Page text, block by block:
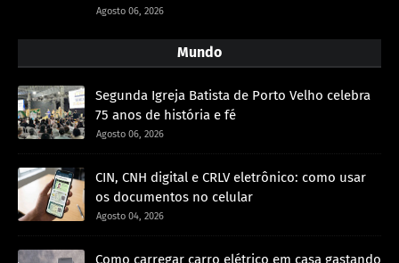
Agosto 06, 2026
Mundo
Segunda Igreja Batista de Porto Velho celebra
75 anos de história e fé
Agosto 06, 2026
CIN, CNH digital e CRLV eletrônico: como usar
os documentos no celular
Agosto 04, 2026